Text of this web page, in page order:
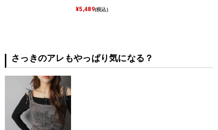
¥5,489(税込)
さっきのアレもやっぱり気になる？